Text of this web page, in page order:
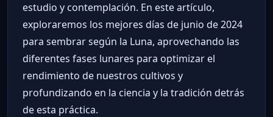
estudio y contemplación. En este artículo,
exploraremos los mejores días de junio de 2024
para sembrar según la Luna, aprovechando las
diferentes fases lunares para optimizar el
rendimiento de nuestros cultivos y
profundizando en la ciencia y la tradición detrás
de esta práctica.